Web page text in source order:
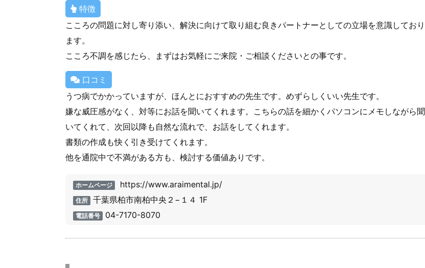
特徴
こころの問題に対し寄り添い、解決に向けて取り組む良きパートナーとしての立場を意識しており
ます。
こころ不調を感じたら、まずはお気軽にご来院・ご相談くださいとの事です。
口コミ
うつ病でかかっていますが、ほんとにおすすめの先生です。めずらしくいい先生です。
嫌な威圧感がなく、対等にお話を聞いてくれます。こちらの話を細かくパソコンにメモしながら聞
いてくれて、次回以降も自然な流れで、お話をしてくれます。
書類の作成も快く引き受けてくれます。
他を通院中で不満がある方も、検討する価値ありです。
ホームページ https://www.araimental.jp/
住所 千葉県柏市南柏中央２−１４ 1F
電話番号 04-7170-8070